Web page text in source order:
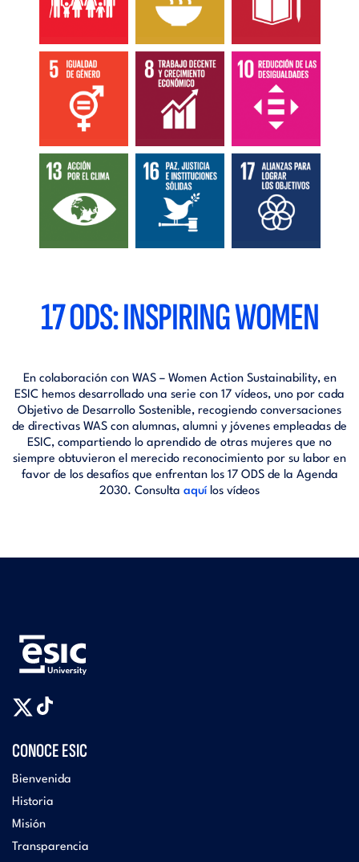
17 ODS: INSPIRING WOMEN
En colaboración con WAS – Women Action Sustainability, en
ESIC hemos desarrollado una serie con 17 vídeos, uno por cada
Objetivo de Desarrollo Sostenible, recogiendo conversaciones
de directivas WAS con alumnas, alumni y jóvenes empleadas de
ESIC, compartiendo lo aprendido de otras mujeres que no
siempre obtuvieron el merecido reconocimiento por su labor en
favor de los desafíos que enfrentan los 17 ODS de la Agenda
2030. Consulta aquí los vídeos
CONOCE ESIC
Bienvenida
Historia
Misión
Transparencia